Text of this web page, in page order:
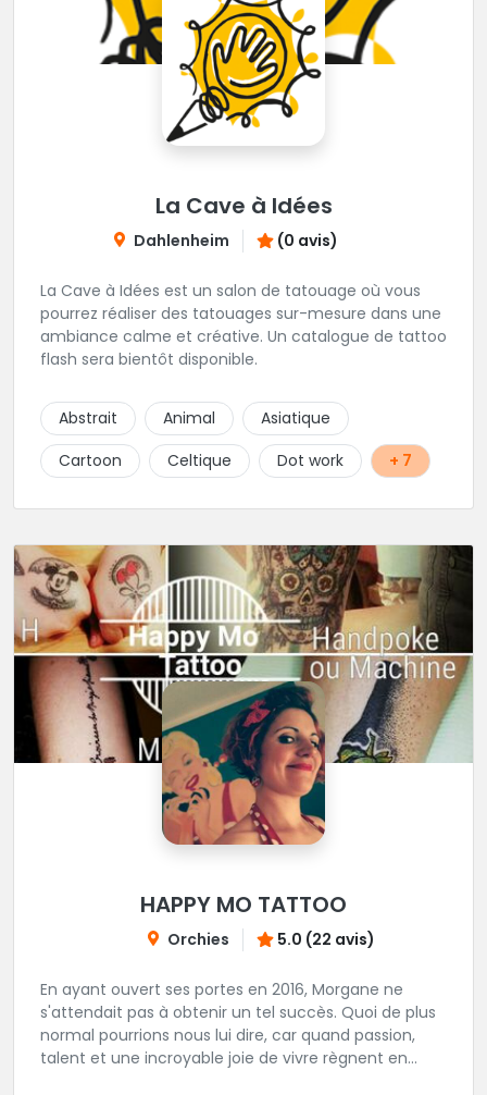
La Cave à Idées
Dahlenheim (0 avis)
La Cave à Idées est un salon de tatouage où vous
pourrez réaliser des tatouages sur-mesure dans une
ambiance calme et créative. Un catalogue de tattoo
flash sera bientôt disponible.
Abstrait Animal
Asiatique
Cartoon
Celtique Dot work + 7
HAPPY MO TATTOO
Orchies 5.0 (22 avis)
En ayant ouvert ses portes en 2016, Morgane ne
s'attendait pas à obtenir un tel succès. Quoi de plus
normal pourrions nous lui dire, car quand passion,
talent et une incroyable joie de vivre règnent en